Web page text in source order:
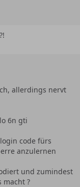
allerdings nervt
6n gti
code fürs
anzulernen
und zumindest
macht ?